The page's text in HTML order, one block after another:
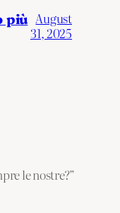
più August
31, 2025
le nostre?”